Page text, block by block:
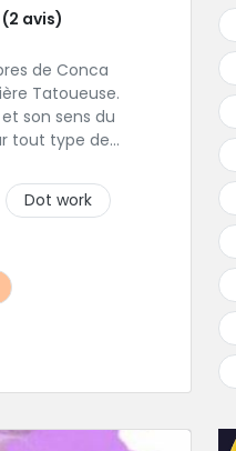
(2 avis)
de Conca
Tatoueuse.
son sens du
tout type de
Dot work